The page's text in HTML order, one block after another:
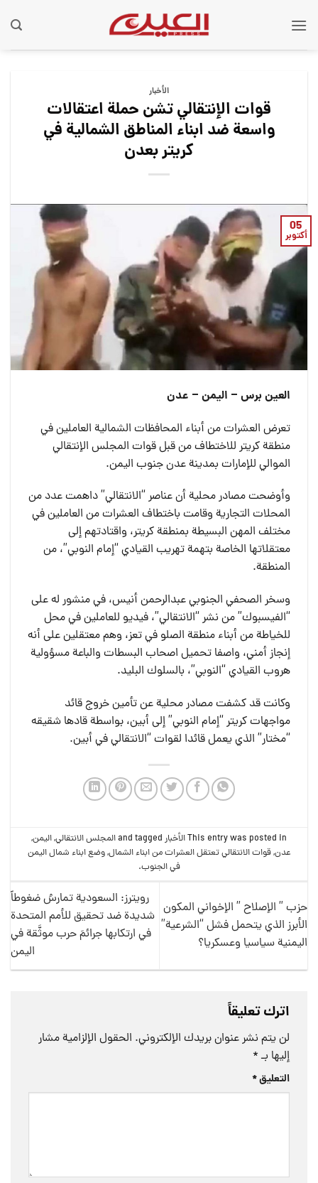
الأخبار
قوات الإنتقالي تشن حملة اعتقالات
واسعة ضد ابناء المناطق الشمالية في
كريتر بعدن
05
أكتوبر
العين برس – اليمن – عدن
تعرض العشرات من أبناء المحافظات الشمالية العاملين في
منطقة كريتر للاختطاف من قبل قوات المجلس الإنتقالي
الموالي للإمارات بمدينة عدن جنوب اليمن.
وأوضحت مصادر محلية أن عناصر “الانتقالي” داهمت عدد من
المحلات التجارية وقامت باختطاف العشرات من العاملين في
مختلف المهن البسيطة بمنطقة كريتر، واقتادتهم إلى
معتقلاتها الخاصة بتهمة تهريب القيادي “إمام النوبي”، من
المنطقة.
وسخر الصحفي الجنوبي عبدالرحمن أنيس، في منشور له على
“الفيسبوك” من نشر “الانتقالي”، فيديو للعاملين في محل
للخياطة من أبناء منطقة الصلو في تعز، وهم معتقلين على أنه
إنجاز أمني، واصفا تحميل اصحاب البسطات والباعة مسؤولية
هروب القيادي “النوبي”، بالسلوك البليد.
وكانت قد كشفت مصادر محلية عن تأمين خروج قائد
مواجهات كريتر “إمام النوبي” إلى أبين، بواسطة قادها شقيقه
“مختار” الذي يعمل قائدا لقوات “الانتقالي في أبين.
This entry was posted inالأخبار المجلس الانتقالي,اليمن,
عدن,قوات الانتقالي تعتقل العشرات من ابناء الشمال,وضع ابناء شمال اليمن
في الجنوب.
حزب ” الإصلاح ” الإخواني المكون
الأبرز الذي يتحمل فشل “الشرعية”
اليمنية سياسيا وعسكريا؟
رويترز: السعودية تمارسُ ضغوطاً
شديدة ضد تحقيق للأمم المتحدة
في ارتكابها جرائمَ حرب موثَّقة في
اليمن
اترك تعليقاً
لن يتم نشر عنوان بريدك الإلكتروني. الحقول الإلزامية مشار
إليها بـ *
التعليق*